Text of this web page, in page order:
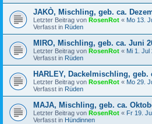
JAKÒ, Mischling, geb. ca.
Letzter Beitrag von RosenRot « Mo 13.
Verfasst in Rüden
MIRO, Mischling, geb. ca. Juni
Letzter Beitrag von RosenRot « Mi 1. Jul
Verfasst in Rüden
HARLEY, Dackelmischling, geb.
Letzter Beitrag von RosenRot « Mo 29.
Verfasst in Rüden
MAJA, Mischling, geb. ca.
Letzter Beitrag von RosenRot « Fr 19.
Verfasst in Hündinnen